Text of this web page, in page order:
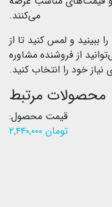
می‌کنند.
ببینید و لمس کنید تا از
از فروشنده مشاوره
نیاز خود را انتخاب کنید.
محصولات مرتبط
قیمت محصول:
تومان